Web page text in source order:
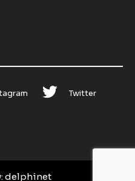
Twitter
: delphinet